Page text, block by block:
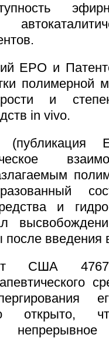
ЕРО и
полимерной
и
in vivo.
и
после введения
США
открыто,